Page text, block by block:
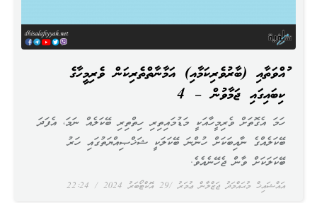
ޤުއްވަތާއި (ބާރުވެރިކަމާއި) އަމާނާތްތެރިކަން ވެރިމީހާގެ
ކިބައިގައި ޖަމާވުން – 4
އައްޝައިޚް މުޙައްމަދު ޖަޒްލާން ޢުމަރު 29 އޮކްޓޯބަރު 2024
ހަމަ އެގޮތަށް ވެރިމީހާއަކީ މަޑުމައިތިރި ހިތްތިރި ބޭކަލެއް ނަމަ، އެފަދަ
ބޭކަލެއްގެ ނާއިބަކަށް ހުންނަ ބޭކަލަކީ ޝަޚްޞިއްޔަތުގައި ހަރު
ބޭކަލަކަށް ވާން ޖެހޭނެއެވެ.